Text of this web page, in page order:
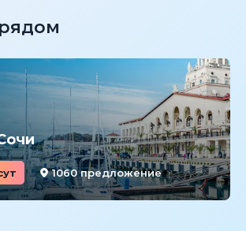
1060 предложение